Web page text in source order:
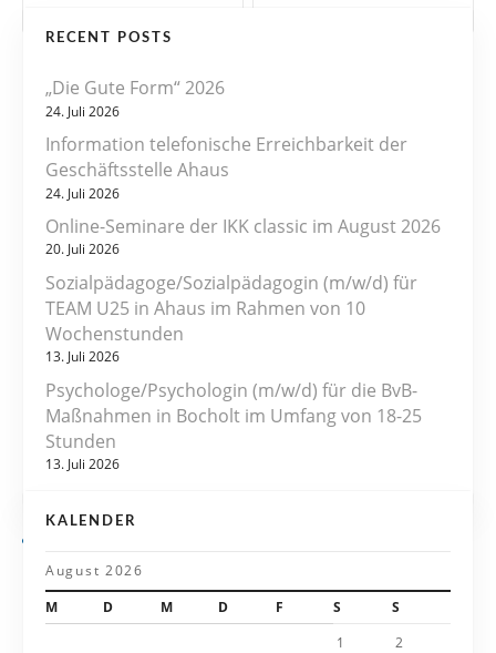
a
RECENT POSTS
„Die Gute Form“ 2026
24. Juli 2026
Information telefonische Erreichbarkeit der
Geschäftsstelle Ahaus
24. Juli 2026
Online-Seminare der IKK classic im August 2026
20. Juli 2026
Sozialpädagoge/Sozialpädagogin (m/w/d) für
TEAM U25 in Ahaus im Rahmen von 10
Wochenstunden
13. Juli 2026
Psychologe/Psychologin (m/w/d) für die BvB-
Maßnahmen in Bocholt im Umfang von 18-25
Stunden
13. Juli 2026
KALENDER
August 2026
M
D M D F S
S
1
2